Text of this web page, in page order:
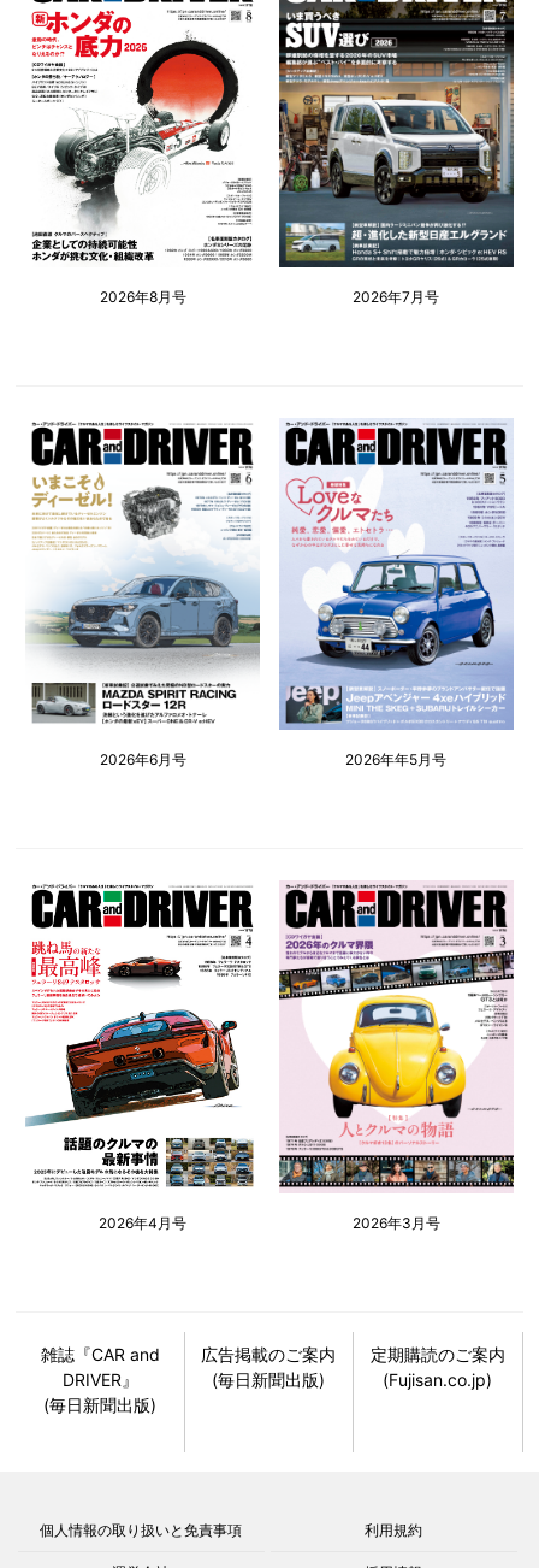
2026年8月号 2026年7月号
2026年6月号 2026年年5月号
2026年4月号 2026年3月号
雑誌『CAR and
DRIVER』
(毎日新聞出版)
広告掲載のご案内
(毎日新聞出版)
定期購読のご案内
(Fujisan.co.jp)
個人情報の取り扱いと免責事項 利用規約